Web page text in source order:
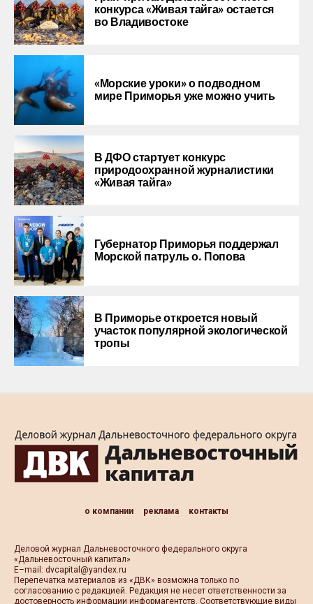
конкурса «Живая тайга» остается
во Владивостоке
«Морские уроки» о подводном
мире Приморья уже можно учить
В ДФО стартует конкурс
природоохранной журналистики
«Живая тайга»
Губернатор Приморья поддержал
Морской патруль о. Попова
В Приморье откроется новый
участок популярной экологической
тропы
о компании реклама контакты
Деловой журнал Дальневосточного федерального округа
«Дальневосточный капитал»
Е–mail: dvcapital@yandex.ru
Перепечатка материалов из «ДВК» возможна только по
согласованию с редакцией. Редакция не несет ответственности за
достоверность информации информагентств. Соответствующие виды